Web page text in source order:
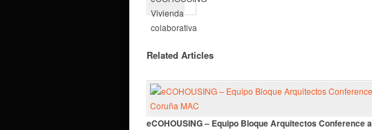
Related Articles
eCOHOUSING – Equipo Bloque Arquitectos